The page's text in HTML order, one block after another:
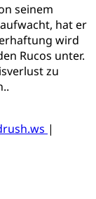
seinem
hat er
wird
Rucos unter.
zu
|